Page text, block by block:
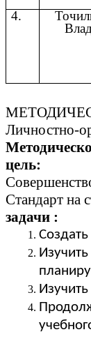
4.
Личностно-
цель:
Стандарт на
задачи :